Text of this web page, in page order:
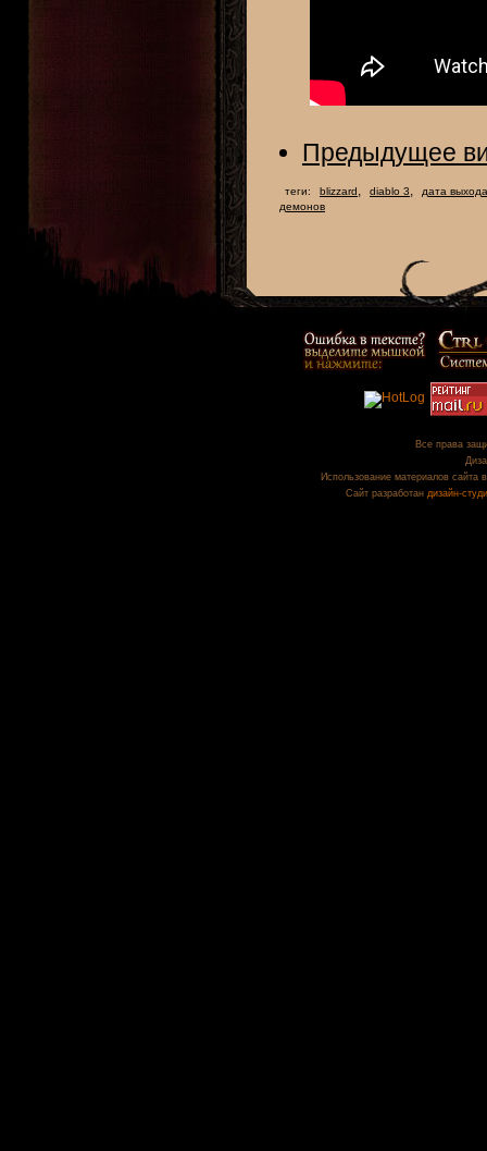
Предыдущее
теги: blizzard, diablo 3,
дата выхода
демонов
Все права
Использование материалов сайта
Сайт разработан дизайн-